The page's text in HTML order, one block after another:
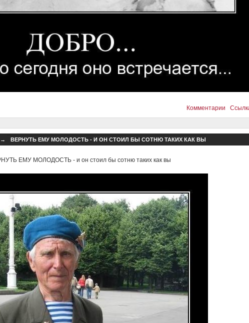
Комментарии
ВЕРНУТЬ ЕМУ МОЛОДОСТЬ - И ОН СТОИЛ БЫ СОТНЮ ТАКИХ КАК ВЫ
ЕМУ МОЛОДОСТЬ - и он стоил бы сотню таких как вы